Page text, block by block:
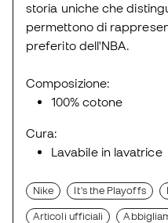
storia uniche che
permettono di
preferito dell'NBA.
Composizione:
100% cotone
Cura:
Lavabile in lavatrice
Nike It's the Playoffs
Articoli ufficiali